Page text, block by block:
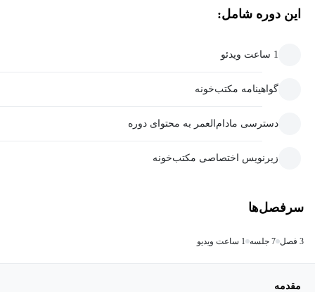
این دوره شامل:
1 ساعت ویدئو
گواهینامه مکتب‌خونه
دسترسی مادام‌العمر به محتوای دوره
زیرنویس اختصاصی مکتب‌خونه
سرفصل‌ها
3 فصل 7 جلسه 1 ساعت ویدیو
مقدمه